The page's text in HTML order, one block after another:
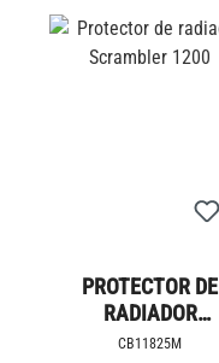
PROTECTOR DE
RADIADOR
SCRAMBLER 1200
CB11825M